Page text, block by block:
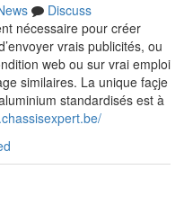
Discuss
nécessaire pour créer
vrais publicités, ou
web ou sur vrai emploi
similaires. La unique façje
standardisés est à